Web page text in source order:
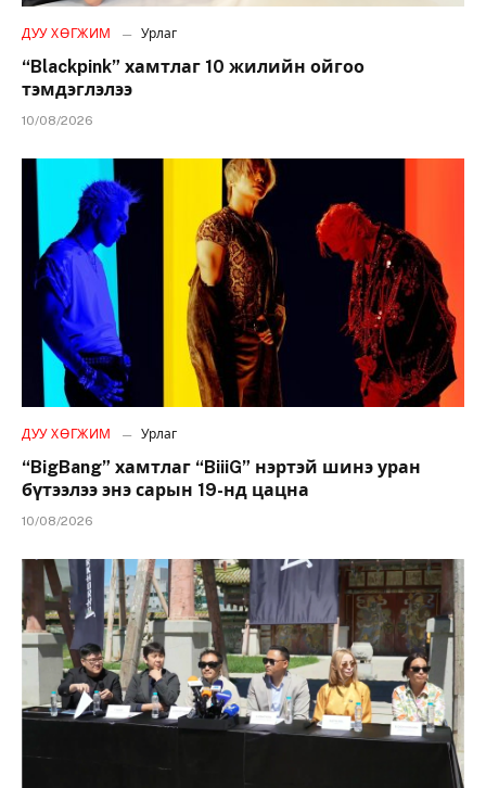
ДУУ ХӨГЖИМ Урлаг
“Blackpink” хамтлаг 10 жилийн ойгоо
тэмдэглэлээ
10/08/2026
ДУУ ХӨГЖИМ Урлаг
“BigBang” хамтлаг “BiiiG” нэртэй шинэ уран
бүтээлээ энэ сарын 19-нд цацна
10/08/2026